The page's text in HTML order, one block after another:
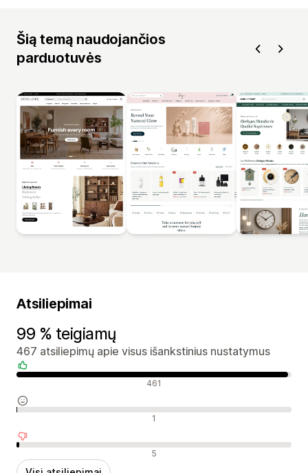
Šią temą naudojančios
parduotuvės
Atsiliepimai
99 % teigiamų
467 atsiliepimų apie visus išankstinius nustatymus
Teigiami atsiliepimai 461
Neutralūs atsiliepimai 1
Neigiami atsiliepimai 5